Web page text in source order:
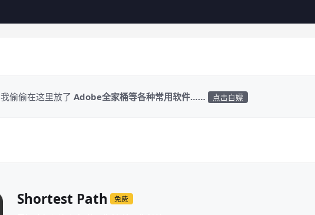
我偷偷在这里放了 Adobe全家桶等各种常用软件…… 点击白嫖
Shortest Path 免费